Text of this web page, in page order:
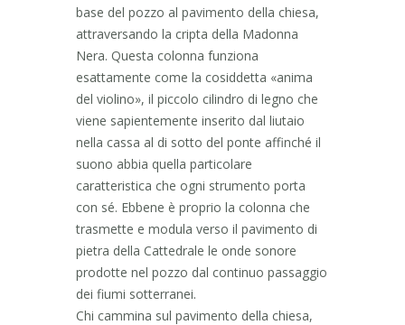
base del pozzo al pavimento della chiesa,
attraversando la cripta della Madonna
Nera. Questa colonna funziona
esattamente come la cosiddetta «anima
del violino», il piccolo cilindro di legno che
viene sapientemente inserito dal liutaio
nella cassa al di sotto del ponte affinché il
suono abbia quella particolare
caratteristica che ogni strumento porta
con sé. Ebbene è proprio la colonna che
trasmette e modula verso il pavimento di
pietra della Cattedrale le onde sonore
prodotte nel pozzo dal continuo passaggio
dei fiumi sotterranei.
Chi cammina sul pavimento della chiesa,